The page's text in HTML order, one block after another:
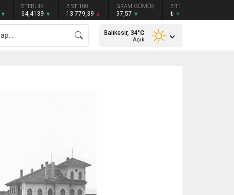
STERLİN
64,4139
BIST 100
13.779,39
GRAM GÜMÜŞ
97,57
BITCOIN
₺
Balıkesir, 34°C
Açık